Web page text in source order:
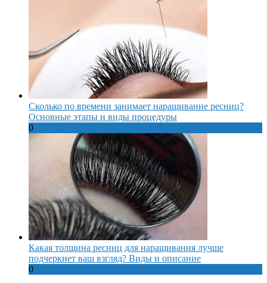
Сколько по времени занимает наращивание ресниц?
Основные этапы и виды процедуры
0
Какая толщина ресниц для наращивания лучше
подчеркнет ваш взгляд? Виды и описание
0